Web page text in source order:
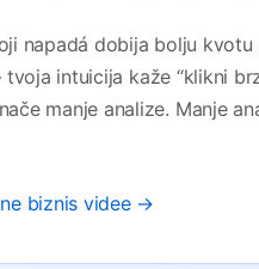
napadá dobija bolju
intuicija kaže “klikni
manje analize. Manje
biznis videe →